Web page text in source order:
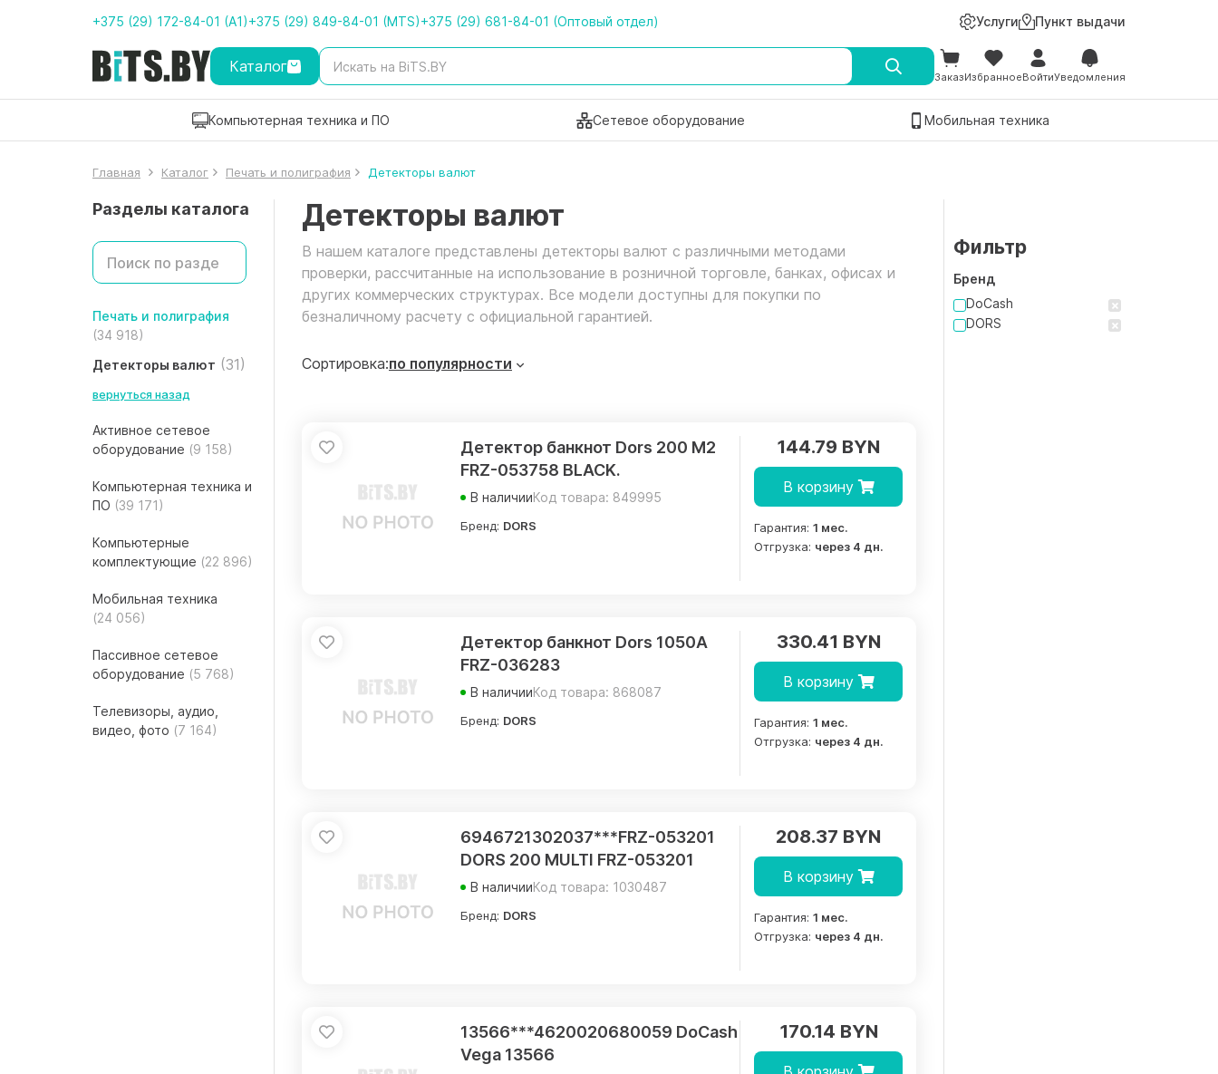
+375 (29) 172-84-01 (A1)+375 (29) 849-84-01 (MTS)+375 (29) 681-84-01 (Оптовый отдел) Услуги Пункт выдачи
Каталог
ЗаказИзбранноеВойтиУведомления
Компьютерная техника и ПО Сетевое оборудование Мобильная техника
Главная Каталог Печать и полиграфия Детекторы валют
Разделы каталога
Печать и полиграфия
(34 918)
Детекторы валют (31)
вернуться назад
Активное сетевое
оборудование (9 158)
Компьютерная техника и
ПО (39 171)
Компьютерные
комплектующие (22 896)
Мобильная техника
(24 056)
Пассивное сетевое
оборудование (5 768)
Телевизоры, аудио,
видео, фото (7 164)
Детекторы валют
В нашем каталоге представлены детекторы валют с различными методами
проверки, рассчитанные на использование в розничной торговле, банках, офисах и
других коммерческих структурах. Все модели доступны для покупки по
безналичному расчету с официальной гарантией.
Сортировка:по популярности
Детектор банкнот Dors 200 M2
FRZ-053758 BLACK.
В наличииКод товара: 849995
Бренд: DORS
144.79 BYN
В корзину
Гарантия: 1 мес.
Отгрузка: через 4 дн.
Детектор банкнот Dors 1050A
FRZ-036283
В наличииКод товара: 868087
Бренд: DORS
330.41 BYN
В корзину
Гарантия: 1 мес.
Отгрузка: через 4 дн.
6946721302037***FRZ-053201
DORS 200 MULTI FRZ-053201
В наличииКод товара: 1030487
Бренд: DORS
208.37 BYN
В корзину
Гарантия: 1 мес.
Отгрузка: через 4 дн.
13566***4620020680059 DoCash
Vega 13566
170.14 BYN
Фильтр
Бренд
DoCash
DORS